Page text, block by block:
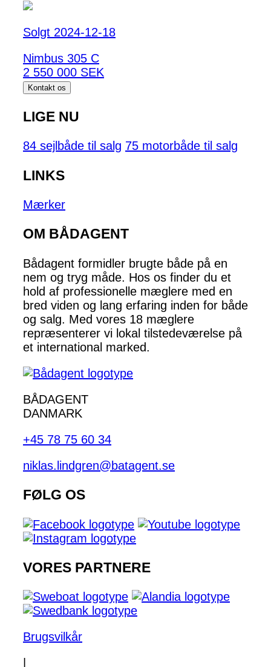
Solgt 2024-12-18
Nimbus 305 C
2 550 000 SEK
Kontakt os
LIGE NU
84 sejlbåde til salg 75 motorbåde til salg
LINKS
Mærker
OM BÅDAGENT
Bådagent formidler brugte både på en
nem og tryg måde. Hos os finder du et
hold af professionelle mæglere med en
bred viden og lang erfaring inden for både
og salg. Med vores 18 mæglere
repræsenterer vi lokal tilstedeværelse på
et international marked.
BÅDAGENT
DANMARK
+45 78 75 60 34
niklas.lindgren@batagent.se
FØLG OS
VORES PARTNERE
Brugsvilkår